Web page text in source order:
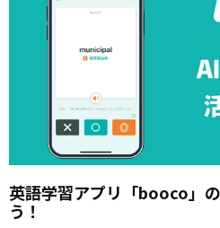
英語学習アプリ「booco」
う！